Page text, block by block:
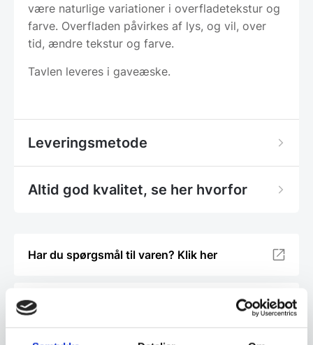
være naturlige variationer i overfladetekstur og
farve. Overfladen påvirkes af lys, og vil, over
tid, ændre tekstur og farve.
Tavlen leveres i gaveæske.
Leveringsmetode
Altid god kvalitet, se her hvorfor
Har du spørgsmål til varen? Klik her
Vi prismatcher - Klik her